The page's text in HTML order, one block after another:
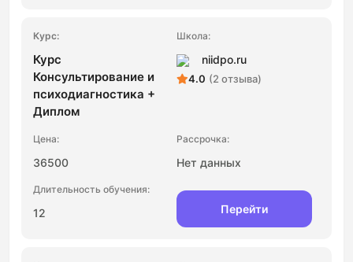
Курс
Консультирование и
психодиагностика +
Диплом
niidpo.ru
4.0 (2 отзыва)
36500 Нет данных
12 Перейти